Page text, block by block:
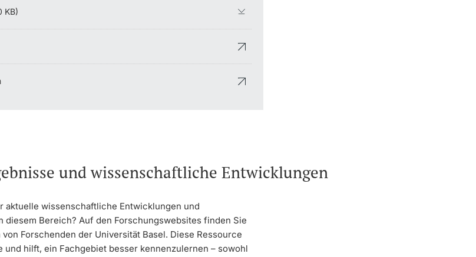
KB)
und wissenschaftliche Entwicklungen
aktuelle wissenschaftliche Entwicklungen und
diesem Bereich? Auf den Forschungswebsites finden Sie
Forschenden der Universität Basel. Diese Ressource
und hilft, ein Fachgebiet besser kennenzulernen – sowohl